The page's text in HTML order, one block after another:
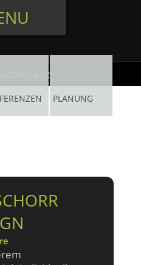
PLANUNG
DATENSCHUTZ